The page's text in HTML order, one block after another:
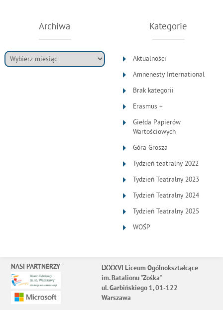
Archiwa Kategorie
Aktualności
Amnenesty International
Brak kategorii
Erasmus +
Giełda Papierów
Wartościowych
Góra Grosza
Tydzień teatralny 2022
Tydzień Teatralny 2023
Tydzień Teatralny 2024
Tydzień Teatralny 2025
WOŚP
NASI PARTNERZY
LXXXVI Liceum Ogólnokształcące
im. Batalionu "Zośka"
ul. Garbińskiego 1, 01-122
Warszawa